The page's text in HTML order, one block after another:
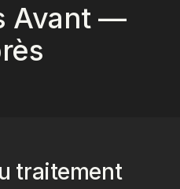
Avant —
traitement